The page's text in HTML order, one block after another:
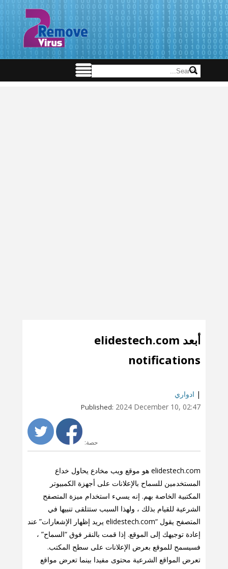
أبعد elidestech.com
notifications
| ادواري
Published: 2024 December 10, 02:47
حصة:
elidestech.com هو موقع ويب مخادع يحاول خداع
المستخدمين للسماح بالإعلانات على أجهزة الكمبيوتر
المكتبية الخاصة بهم. إنه يسيء استخدام ميزة المتصفح
الشرعية للقيام بذلك ، ولهذا السبب ستتلقى تنبيها في
المتصفح يقول “elidestech.com يريد إظهار الإشعارات” عند
إعادة توجيهك إلى الموقع. إذا قمت بالنقر فوق “السماح” ،
فسيسمح للموقع بعرض الإعلانات على سطح المكتب.
تعرض المواقع الشرعية محتوى مفيدا بينما تعرض مواقع